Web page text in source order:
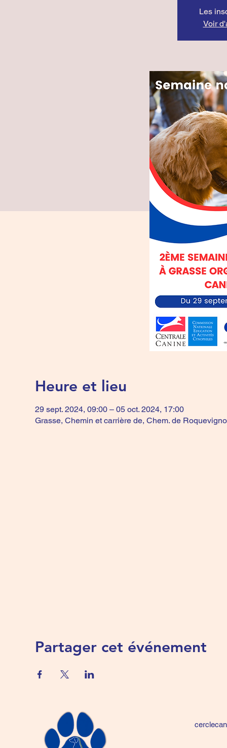
Les
Voir
Heure et lieu
29 sept. 2024, 09:00 – 05 oct. 2024, 17:00
Grasse, Chemin et carrière de, Chem. de
Partager cet événement